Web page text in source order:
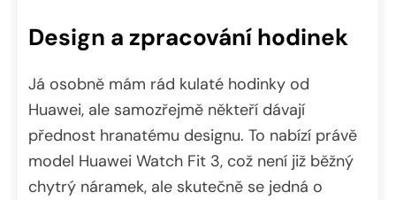
Design a zpracování hodinek
Já osobně mám rád kulaté hodinky od
Huawei, ale samozřejmě někteří dávají
přednost hranatému designu. To nabízí právě
model Huawei Watch Fit 3, což není již běžný
chytrý náramek, ale skutečně se jedná o